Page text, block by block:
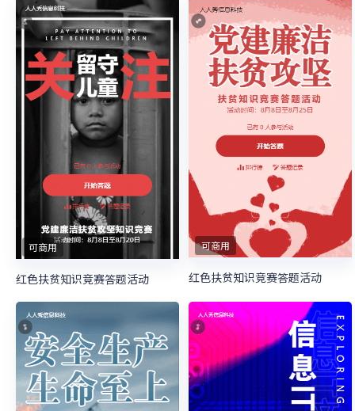
可商用
红色扶贫知识竞赛答题活动
可商用
红色扶贫知识竞赛答题活动